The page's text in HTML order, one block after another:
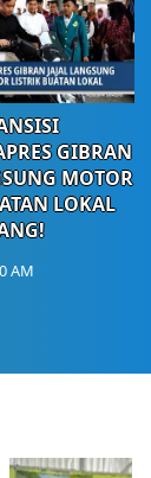
GIBRAN
MOTOR
LOKAL
AM